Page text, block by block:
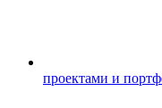
проектами и